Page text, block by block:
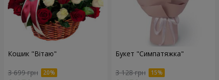
Кошик "Вітаю"
3 699 грн
Букет "Симпатяжка"
3 128 грн